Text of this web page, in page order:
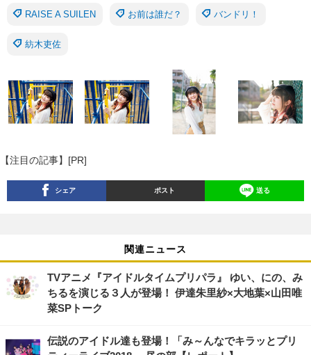
RAISE A SUILEN お前は誰だ？ バンドリ！
紡木吏佐
【注目の記事】[PR]
シェア ポスト 送る
関連ニュース
TVアニメ『アイドルタイムプリパラ』 ゆい、にの、み
ちるを演じる３人が登場！ 伊達朱里紗×大地葉×山田唯
菜SPトーク
伝説のアイドル達も登場！「み～んなでキラッとプリ